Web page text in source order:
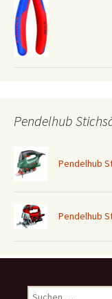
Pendelhub
Pendelhub
Pendelhub
Suchen